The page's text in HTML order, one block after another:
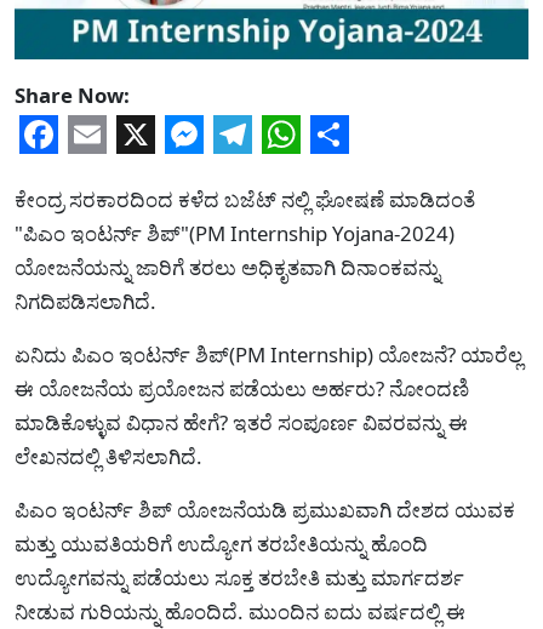
Share Now:
Facebook
Email
X Messenger
Telegram
WhatsApp
Share
ಕೇಂದ್ರ ಸರಕಾರದಿಂದ ಕಳೆದ ಬಜೆಟ್ ನಲ್ಲಿ ಘೋಷಣೆ ಮಾಡಿದಂತೆ
"ಪಿಎಂ ಇಂಟರ್ನ್‌ ಶಿಪ್"(PM Internship Yojana-2024)
ಯೋಜನೆಯನ್ನು ಜಾರಿಗೆ ತರಲು ಅಧಿಕೃತವಾಗಿ ದಿನಾಂಕವನ್ನು
ನಿಗದಿಪಡಿಸಲಾಗಿದೆ.
ಏನಿದು ಪಿಎಂ ಇಂಟರ್ನ್‌ ಶಿಪ್(PM Internship) ಯೋಜನೆ? ಯಾರೆಲ್ಲ
ಈ ಯೋಜನೆಯ ಪ್ರಯೋಜನ ಪಡೆಯಲು ಅರ್ಹರು? ನೋಂದಣಿ
ಮಾಡಿಕೊಳ್ಳುವ ವಿಧಾನ ಹೇಗೆ? ಇತರೆ ಸಂಪೂರ್ಣ ವಿವರವನ್ನು ಈ
ಲೇಖನದಲ್ಲಿ ತಿಳಿಸಲಾಗಿದೆ.
ಪಿಎಂ ಇಂಟರ್ನ್‌ ಶಿಪ್ ಯೋಜನೆಯಡಿ ಪ್ರಮುಖವಾಗಿ ದೇಶದ ಯುವಕ
ಮತ್ತು ಯುವತಿಯರಿಗೆ ಉದ್ಯೋಗ ತರಬೇತಿಯನ್ನು ಹೊಂದಿ
ಉದ್ಯೋಗವನ್ನು ಪಡೆಯಲು ಸೂಕ್ತ ತರಬೇತಿ ಮತ್ತು ಮಾರ್ಗದರ್ಶ
ನೀಡುವ ಗುರಿಯನ್ನು ಹೊಂದಿದೆ. ಮುಂದಿನ ಐದು ವರ್ಷದಲ್ಲಿ ಈ